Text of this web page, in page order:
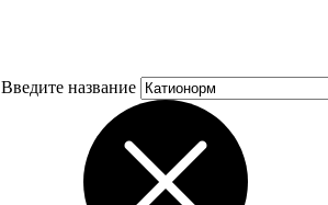
Введите название